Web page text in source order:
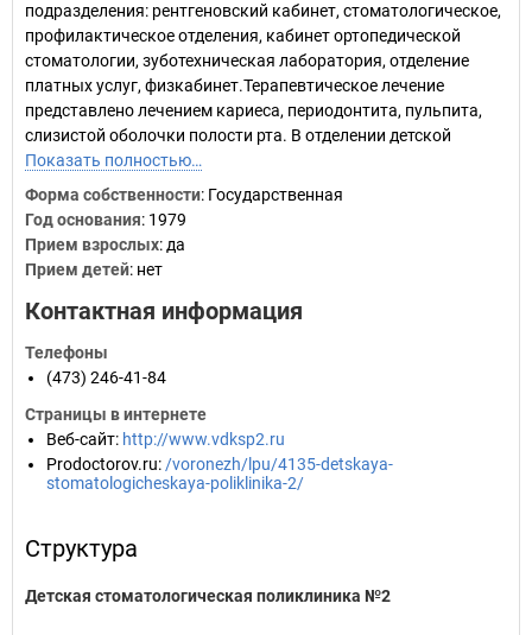
подразделения: рентгеновский кабинет, стоматологическое,
профилактическое отделения, кабинет ортопедической
стоматологии, зуботехническая лаборатория, отделение
платных услуг, физкабинет.Терапевтическое лечение
представлено лечением кариеса, периодонтита, пульпита,
слизистой оболочки полости рта. В отделении детской
Показать полностью…
Форма собственности: Государственная
Год основания: 1979
Прием взрослых: да
Прием детей: нет
Контактная информация
Телефоны
(473) 246-41-84
Страницы в интернете
Веб-сайт: http://www.vdksp2.ru
Prodoctorov.ru: /voronezh/lpu/4135-detskaya-
stomatologicheskaya-poliklinika-2/
Структура
Детская стоматологическая поликлиника №2